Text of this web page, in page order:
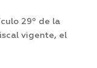
29º de la
vigente, el